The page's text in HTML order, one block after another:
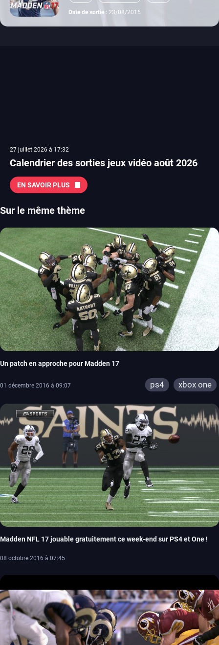
xbox 360
Date de sortie : 23/08/2016
27 juillet 2026 à 17:32
Calendrier des sorties jeux vidéo août 2026
EN SAVOIR PLUS
Sur le même thème
Un patch en approche pour Madden 17
01 décembre 2016 à 09:07 ps4 xbox one
Madden NFL 17 jouable gratuitement ce week-end sur PS4 et One !
08 octobre 2016 à 07:45